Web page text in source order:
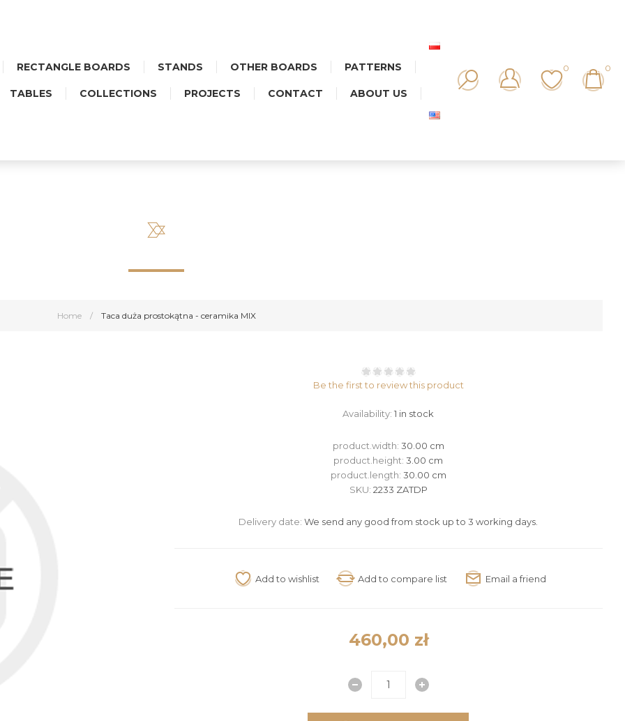
RECTANGLE BOARDS STANDS OTHER BOARDS PATTERNS
TABLES COLLECTIONS PROJECTS CONTACT ABOUT US
0 0
Home / Taca duża prostokątna - ceramika MIX
Be the first to review this product
Availability: 1 in stock
product.width: 30.00 cm
product.height:3.00 cm
product.length: 30.00 cm
SKU: 2233 ZATDP
Delivery date: We send any good from stock up to 3 working days.
460,00 zł